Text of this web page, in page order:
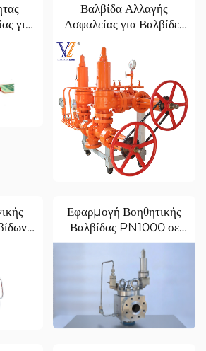
για
και
Βαλβίδα Αλλαγής
Ασφαλείας για Βαλβίδες
Ενεργοποίηση από
Πιλότο: Ολοκληρωμένος
Οδηγός Μηχανικής
Επιλογής και
Προμήθειας
(HC
Εφαρμογή Βοηθητικής
Βαλβίδας PN1000 σε
Κρίσιμες Συνδέσεις
Πηγαδιών